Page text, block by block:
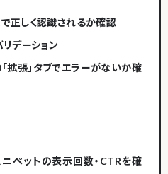
しく認識されるか確認
デーション
張」タブでエラーがないか確
ペットの表示回数・CTRを確